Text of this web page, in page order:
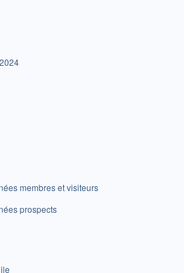
membres et visiteurs
prospects